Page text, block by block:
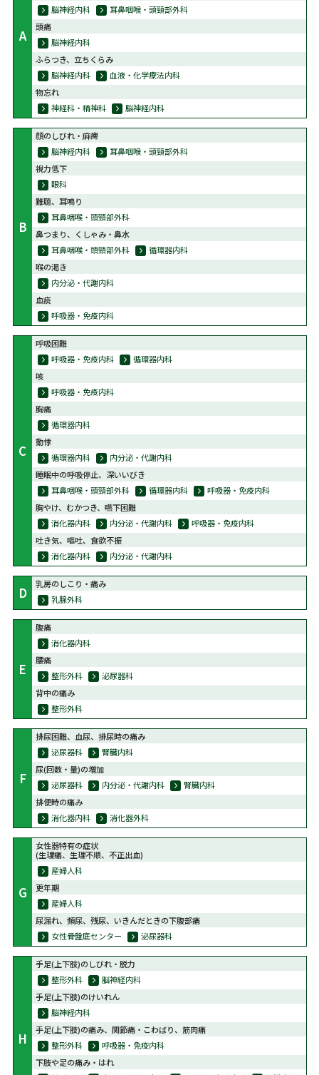
A
脳神経内科
耳鼻咽喉・頭頸部外科
頭痛
脳神経内科
ふらつき、立ちくらみ
脳神経内科
血液・化学療法内科
物忘れ
神経科・精神科
脳神経内科
B
顔のしびれ・麻痺
脳神経内科
耳鼻咽喉・頭頸部外科
視力低下
眼科
難聴、耳鳴り
耳鼻咽喉・頭頸部外科
鼻つまり、くしゃみ・鼻水
耳鼻咽喉・頭頸部外科
循環器内科
喉の渇き
内分泌・代謝内科
血痰
呼吸器・免疫内科
C
呼吸困難
呼吸器・免疫内科
循環器内科
咳
呼吸器・免疫内科
胸痛
循環器内科
動悸
循環器内科
内分泌・代謝内科
睡眠中の呼吸停止、深いいびき
耳鼻咽喉・頭頸部外科
循環器内科
呼吸器・免疫内科
胸やけ、むかつき、嚥下困難
消化器内科
内分泌・代謝内科
呼吸器・免疫内科
吐き気、嘔吐、食欲不振
消化器内科
内分泌・代謝内科
D
乳房のしこり・痛み
乳腺外科
E
腹痛
消化器内科
腰痛
整形外科
泌尿器科
背中の痛み
整形外科
F
排尿困難、血尿、排尿時の痛み
泌尿器科
腎臓内科
尿(回数・量)の増加
泌尿器科
内分泌・代謝内科
腎臓内科
排便時の痛み
消化器内科
消化器外科
G
女性器特有の症状
(生理痛、生理不順、不正出血)
産婦人科
更年期
産婦人科
尿漏れ、頻尿、残尿、いきんだときの下腹部痛
女性骨盤底センター
泌尿器科
H
手足(上下肢)のしびれ・脱力
整形外科
脳神経内科
手足(上下肢)のけいれん
脳神経内科
手足(上下肢)の痛み、関節痛・こわばり、筋肉痛
整形外科
呼吸器・免疫内科
下肢や足の痛み・はれ